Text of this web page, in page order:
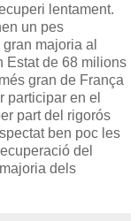
lentament.
un pes
majoria al
Estat de 68 milions
gran de França
participar en el
part del rigorós
ben poc les
del
dels